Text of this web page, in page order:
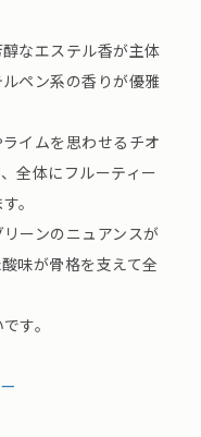
なエステル香が主体
ペン系の香りが優雅
イムを思わせるチオ
全体にフルーティー
。
ーンのニュアンスが
味が骨格を支えて全
す。